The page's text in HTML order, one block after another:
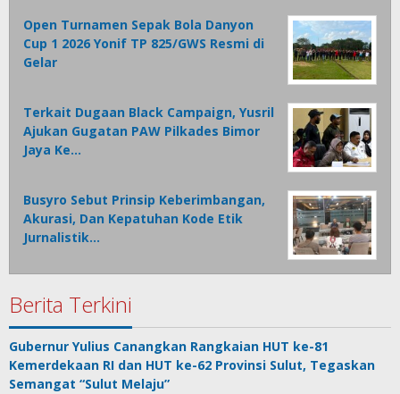
Open Turnamen Sepak Bola Danyon
Cup 1 2026 Yonif TP 825/GWS Resmi di
Gelar
Terkait Dugaan Black Campaign, Yusril
Ajukan Gugatan PAW Pilkades Bimor
Jaya Ke…
Busyro Sebut Prinsip Keberimbangan,
Akurasi, Dan Kepatuhan Kode Etik
Jurnalistik…
Berita Terkini
Gubernur Yulius Canangkan Rangkaian HUT ke-81
Kemerdekaan RI dan HUT ke-62 Provinsi Sulut, Tegaskan
Semangat “Sulut Melaju”